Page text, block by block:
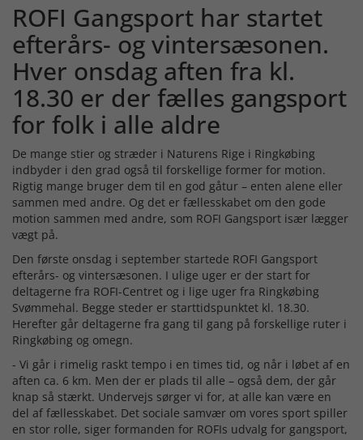
ROFI Gangsport har startet
efterårs- og vintersæsonen.
Hver onsdag aften fra kl.
18.30 er der fælles gangsport
for folk i alle aldre
De mange stier og stræder i Naturens Rige i Ringkøbing
indbyder i den grad også til forskellige former for motion.
Rigtig mange bruger dem til en god gåtur – enten alene eller
sammen med andre. Og det er fællesskabet om den gode
motion sammen med andre, som ROFI Gangsport især lægger
vægt på.
Den første onsdag i september startede ROFI Gangsport
efterårs- og vintersæsonen. I ulige uger er der start for
deltagerne fra ROFI-Centret og i lige uger fra Ringkøbing
Svømmehal. Begge steder er starttidspunktet kl. 18.30.
Herefter går deltagerne fra gang til gang på forskellige ruter i
Ringkøbing og omegn.
- Vi går i rimelig raskt tempo i en times tid, og når i løbet af en
aften ca. 6 km. Men der er plads til alle – også dem, der går
knap så stærkt. Undervejs sørger vi for, at alle kan være en
del af fællesskabet. Det sociale samvær om vores sport spiller
en stor rolle, siger formanden for ROFIs udvalg for gangsport,